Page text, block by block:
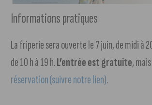
Informations pratiques
La friperie sera ouverte le 7 juin, de midi à
de 10 h à 19 h.L’entrée est gratuite,
réservation (suivre notre lien).